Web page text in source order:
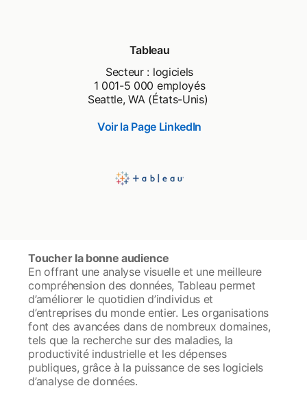
Tableau
Secteur : logiciels
1 001-5 000 employés
Seattle, WA (États-Unis)
Voir la Page LinkedIn
Toucher la bonne audience
En offrant une analyse visuelle et une meilleure
compréhension des données, Tableau permet
d’améliorer le quotidien d’individus et
d’entreprises du monde entier. Les organisations
font des avancées dans de nombreux domaines,
tels que la recherche sur des maladies, la
productivité industrielle et les dépenses
publiques, grâce à la puissance de ses logiciels
d’analyse de données.